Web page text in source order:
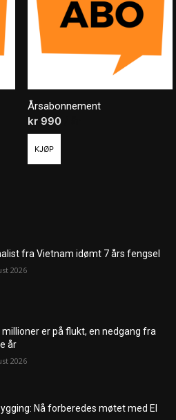
Årsabonnement
kr990
KJØP
fra Vietnam idømt 7 års fengsel
2026
millioner er på flukt, en nedgang fra
år
2026
Nå forberedes møtet med El